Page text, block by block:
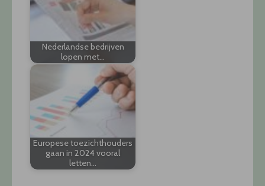
Nederlandse bedrijven
lopen met…
Europese toezichthouders
gaan in 2024 vooral
letten…